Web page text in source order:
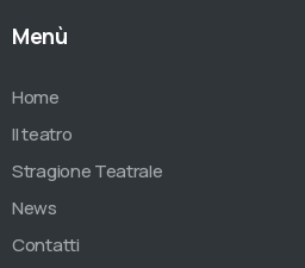
Menù
Home
Il teatro
Stragione Teatrale
News
Contatti